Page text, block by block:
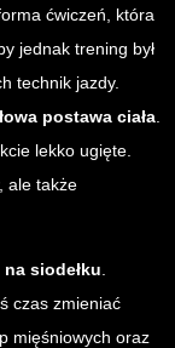
ćwiczeń, która
jednak trening był
technik jazdy.
postawa ciała
lekko ugięte.
ale także
siodełku
czas zmieniać
mięśniowych oraz